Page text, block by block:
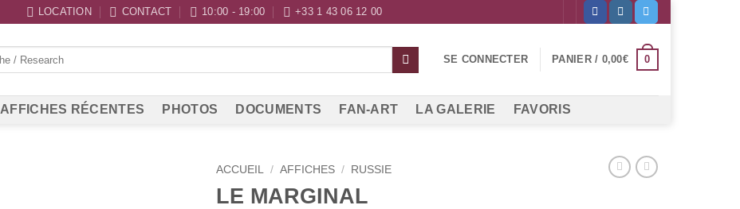
LOCATION CONTACT 10:00 - 19:00 +33 1 43 06 12 00
SE CONNECTER PANIER / 0,00€ 0
AFFICHES RÉCENTES PHOTOS DOCUMENTS FAN-ART LA GALERIE FAVORIS
ACCUEIL / AFFICHES / RUSSIE
LE MARGINAL